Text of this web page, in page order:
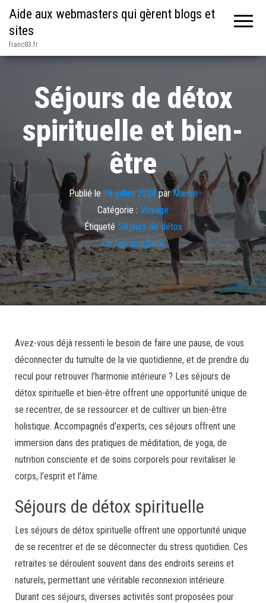
Aide aux webmasters qui gèrent blogs et
sites
franc83.fr
Séjours de détox
spirituelle et bien-
être
Publié le 18 juillet 2024parMarise
Catégorie : Voyage
Étiqueté Séjours de détox
Un commentaire
Avez-vous déjà ressenti le besoin de faire une pause, de vous
déconnecter du tumulte de la vie quotidienne, et de prendre du
recul pour retrouver l’harmonie intérieure ? Les séjours de
détox spirituelle et bien-être offrent une opportunité unique de
se recentrer, de se ressourcer et de cultiver un bien-être
holistique. Accompagnés d’experts, ces séjours offrent une
immersion dans des pratiques de méditation, de yoga, de
nutrition consciente et de soins corporels pour revitaliser le
corps, l’esprit et l’âme.
Séjours de détox spirituelle
Les séjours de détox spirituelle offrent une opportunité unique
de se recentrer et de se déconnecter du stress quotidien. Ces
retraites se déroulent souvent dans des endroits sereins et
naturels, permettant une véritable reconnexion intérieure.
Durant ces séjours, diverses activités sont proposées pour